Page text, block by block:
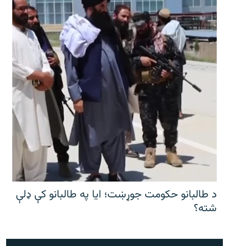
د طالبانو حکومت جوړښت؛ ایا په طالبانو کې ډلې
شته؟